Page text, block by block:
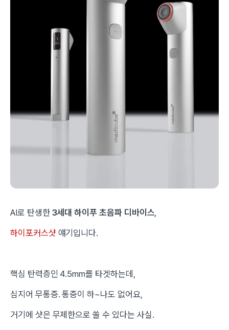
AI로 탄생한 3세대 하이푸 초음파 디바이스,
하이포커스샷 얘기입니다.
핵심 탄력층인 4.5mm를 타겟하는데,
심지어 무통증. 통증이 하~나도 없어요,
거기에 샷은 무제한으로 쏠 수 있다는 사실.